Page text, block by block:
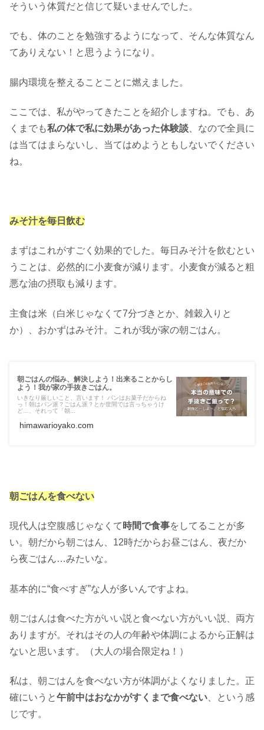
そういう体質だと信じて疑いませんでした。
でも、体のことを勉強するようになって、そんな体質なん
てありえない！と思うようになり。
腸内環境を整えることことに燃えました。
ここでは、私がやってきたことを紹介しますね。でも、あ
くまでも私の体で私に効果があった体験談 、なので全員に
は当てはまらないし、当てはめようともしないでください
ね。
みそ汁を毎日飲む
まずはこれがすごく効果的でした。毎日みそ汁を飲むとい
うことは、必然的に小麦食が減ります。小麦食が減ると粗
悪な油の摂取も減ります。
主食は米（白米じゃなくて7分づきとか、雑穀入りと
か）、おかずはみそ汁。これが我が家の朝ごはん。
朝ごはんの悩み、解決しよう！出来ることからし
よう！我が家の手抜きごはん。
いきなり厳しいこと、言います！ パンはお菓子だからね
っ！朝はパン派？ごはん派？とか世間では言っちゃうけ
ど…、それって「朝...
himawarioyako.com
朝ごはんを食べない
現代人は空腹感じゃなくて 時間で食事をしてることが多
い。朝だから朝ごはん、12時だからお昼ごはん、夜だか
ら夜ごはん…みたいな。
基本的に“食べすぎ”な人が多いんですよね。
朝ごはんは食べた方がいい説と食べない方がいい説、両方
ありますが。それはその人の年齢や体調によるから正解は
ないと思います。（大人の場合限定ね！）
私は、朝ごはんを食べない方が体調がよくなりました。正
確にいうと午前中はおなかがすくまで食べない、という感
じです。